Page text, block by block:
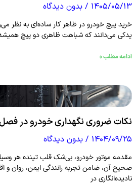
۱۴۰۵/۰۵/۱۳ بدون دیدگاه
خرید پیچ خودرو در ظاهر کار ساده‌ای به نظر
یدکی می‌دانند که شباهت ظاهری دو پیچ
ادامه مطلب »
نکات ضروری نگهداری خودرو در
۱۴۰۴/۰۹/۲۵ بدون دیدگاه
مقدمه موتور خودرو، بی‌شک قلب تپنده هر
صحیح آن، ضامن تجربه رانندگی ایمن، روان
نادیده‌انگاری در